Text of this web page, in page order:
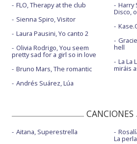
FLO, Therapy at the club
Sienna Spiro, Visitor
Laura Pausini, Yo canto 2
Olivia Rodrigo, You seem
pretty sad for a girl so in love
Bruno Mars, The romantic
Andrés Suárez, Lúa
Harry
Disco,
hell
La La
miráis
CANCIONES
Aitana, Superestrella
La perla